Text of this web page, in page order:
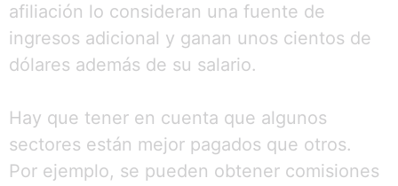
afiliación lo consideran una fuente de
ingresos adicional y ganan unos cientos de
dólares además de su salario.
Hay que tener en cuenta que algunos
sectores están mejor pagados que otros.
Por ejemplo, se pueden obtener comisiones